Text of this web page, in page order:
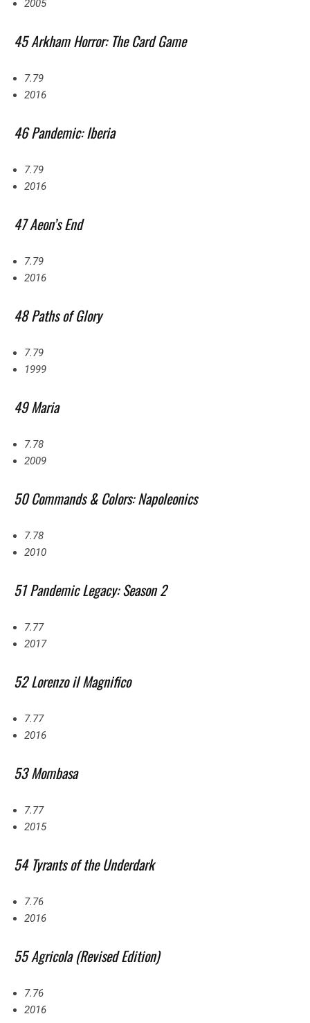
2005
45 Arkham Horror: The Card Game
7.79
2016
46 Pandemic: Iberia
7.79
2016
47 Aeon’s End
7.79
2016
48 Paths of Glory
7.79
1999
49 Maria
7.78
2009
50 Commands & Colors: Napoleonics
7.78
2010
51 Pandemic Legacy: Season 2
7.77
2017
52 Lorenzo il Magnifico
7.77
2016
53 Mombasa
7.77
2015
54 Tyrants of the Underdark
7.76
2016
55 Agricola (Revised Edition)
7.76
2016